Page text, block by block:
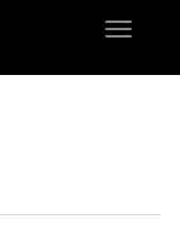
Toggle